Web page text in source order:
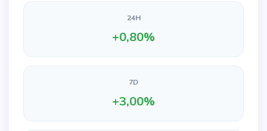
24H
+0,80%
7D
+3,00%